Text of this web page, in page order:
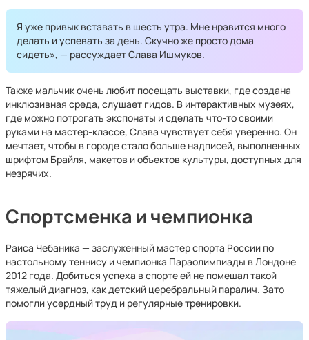
Я уже привык вставать в шесть утра. Мне нравится много
делать и успевать за день. Скучно же просто дома
сидеть», — рассуждает Слава Ишмуков.
Также мальчик очень любит посещать выставки, где создана
инклюзивная среда, слушает гидов. В интерактивных музеях,
где можно потрогать экспонаты и сделать что-то своими
руками на мастер-классе, Слава чувствует себя уверенно. Он
мечтает, чтобы в городе стало больше надписей, выполненных
шрифтом Брайля, макетов и объектов культуры, доступных для
незрячих.
Спортсменка и чемпионка
Раиса Чебаника — заслуженный мастер спорта России по
настольному теннису и чемпионка Параолимпиады в Лондоне
2012 года. Добиться успеха в спорте ей не помешал такой
тяжелый диагноз, как детский церебральный паралич. Зато
помогли усердный труд и регулярные тренировки.